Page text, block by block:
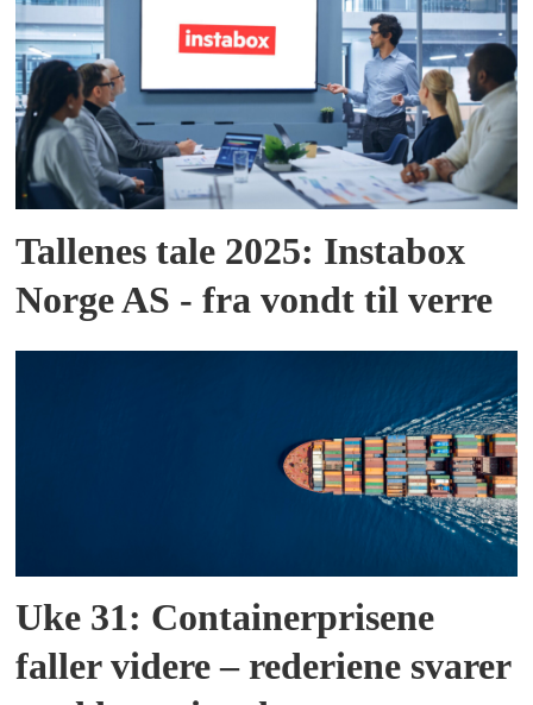
Tallenes tale 2025: Instabox
Norge AS - fra vondt til verre
Uke 31: Containerprisene
faller videre – rederiene svarer